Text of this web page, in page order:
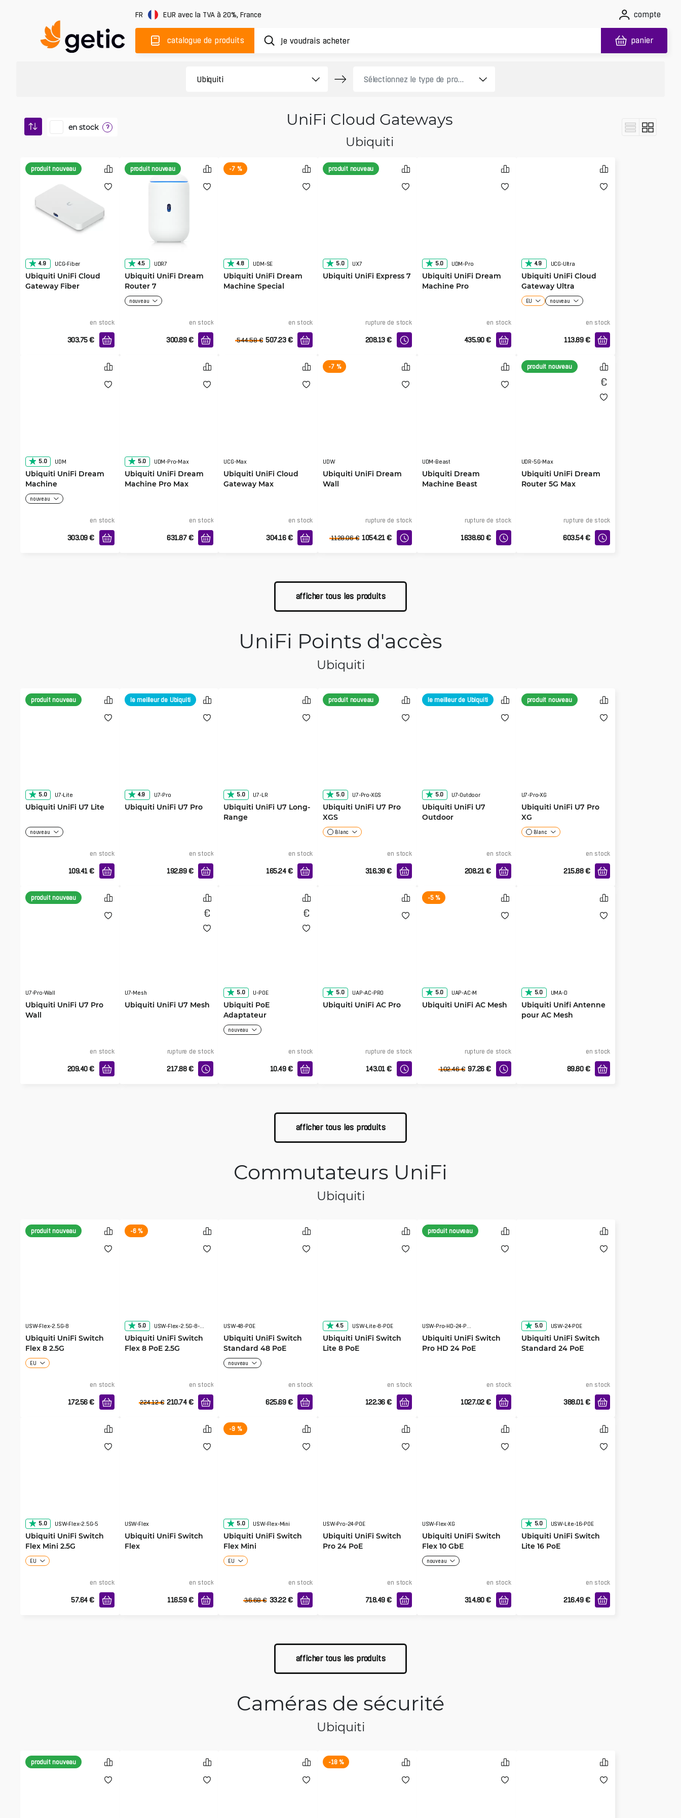
FR EUR avec la TVA à 20%, France compte
catalogue de produits panier
en stock ? UniFi Cloud Gateways
Ubiquiti
produit nouveau
4.9 UCG-Fiber
Ubiquiti UniFi Cloud
Gateway Fiber
en stock
303.75 €
produit nouveau
4.5 UDR7
Ubiquiti UniFi Dream
Router 7
nouveau
en stock
300.89 €
-7 %
4.8 UDM-SE
Ubiquiti UniFi Dream
Machine Special
en stock
544.58 € 507.23 €
produit nouveau
5.0 UX7
Ubiquiti UniFi Express 7
rupture de stock
208.13 €
5.0 UDM-Pro
Ubiquiti UniFi Dream
Machine Pro
en stock
435.90 €
4.9 UCG-Ultra
Ubiquiti UniFi Cloud
Gateway Ultra
EU nouveau
en stock
113.89 €
5.0 UDM
Ubiquiti UniFi Dream
Machine
nouveau
en stock
303.09 €
5.0 UDM-Pro-Max
Ubiquiti UniFi Dream
Machine Pro Max
en stock
631.87 €
UCG-Max
Ubiquiti UniFi Cloud
Gateway Max
en stock
304.16 €
-7 %
UDW
Ubiquiti UniFi Dream
Wall
rupture de stock
1128.06 € 1054.21 €
UDM-Beast
Ubiquiti Dream
Machine Beast
rupture de stock
1638.60 €
produit nouveau
UDR-5G-Max
Ubiquiti UniFi Dream
Router 5G Max
rupture de stock
603.54 €
afficher tous les produits
UniFi Points d'accès
Ubiquiti
produit nouveau
5.0 U7-Lite
Ubiquiti UniFi U7 Lite
nouveau
en stock
109.41 €
le meilleur de Ubiquiti
4.9 U7-Pro
Ubiquiti UniFi U7 Pro
en stock
192.89 €
5.0 U7-LR
Ubiquiti UniFi U7 Long-
Range
en stock
165.24 €
produit nouveau
5.0 U7-Pro-XGS
Ubiquiti UniFi U7 Pro
XGS
Blanc
en stock
316.39 €
le meilleur de Ubiquiti
5.0 U7-Outdoor
Ubiquiti UniFi U7
Outdoor
en stock
208.21 €
produit nouveau
U7-Pro-XG
Ubiquiti UniFi U7 Pro
XG
Blanc
en stock
215.88 €
produit nouveau
U7-Pro-Wall
Ubiquiti UniFi U7 Pro
Wall
en stock
209.40 €
U7-Mesh
Ubiquiti UniFi U7 Mesh
rupture de stock
217.88 €
5.0 U-POE
Ubiquiti PoE
Adaptateur
nouveau
en stock
10.49 €
5.0 UAP-AC-PRO
Ubiquiti UniFi AC Pro
rupture de stock
143.01 €
-5 %
5.0 UAP-AC-M
Ubiquiti UniFi AC Mesh
rupture de stock
102.46 € 97.26 €
5.0 UMA-D
Ubiquiti Unifi Antenne
pour AC Mesh
en stock
89.80 €
afficher tous les produits
Commutateurs UniFi
Ubiquiti
produit nouveau
USW-Flex-2.5G-8
Ubiquiti UniFi Switch
Flex 8 2.5G
EU
en stock
172.56 €
-6 %
5.0 USW-Flex-2.5G-8-PoE
Ubiquiti UniFi Switch
Flex 8 PoE 2.5G
en stock
224.12 € 210.74 €
USW-48-POE
Ubiquiti UniFi Switch
Standard 48 PoE
nouveau
en stock
625.69 €
4.5 USW-Lite-8-POE
Ubiquiti UniFi Switch
Lite 8 PoE
en stock
122.36 €
produit nouveau
USW-Pro-HD-24-PoE
Ubiquiti UniFi Switch
Pro HD 24 PoE
en stock
1027.02 €
5.0 USW-24-POE
Ubiquiti UniFi Switch
Standard 24 PoE
en stock
388.01 €
5.0 USW-Flex-2.5G-5
Ubiquiti UniFi Switch
Flex Mini 2.5G
EU
en stock
57.64 €
USW-Flex
Ubiquiti UniFi Switch
Flex
en stock
116.59 €
-9 %
5.0 USW-Flex-Mini
Ubiquiti UniFi Switch
Flex Mini
EU
en stock
36.68 € 33.22 €
USW-Pro-24-POE
Ubiquiti UniFi Switch
Pro 24 PoE
en stock
718.49 €
USW-Flex-XG
Ubiquiti UniFi Switch
Flex 10 GbE
nouveau
en stock
314.80 €
5.0 USW-Lite-16-POE
Ubiquiti UniFi Switch
Lite 16 PoE
en stock
216.49 €
afficher tous les produits
Caméras de sécurité
Ubiquiti
produit nouveau -18 %